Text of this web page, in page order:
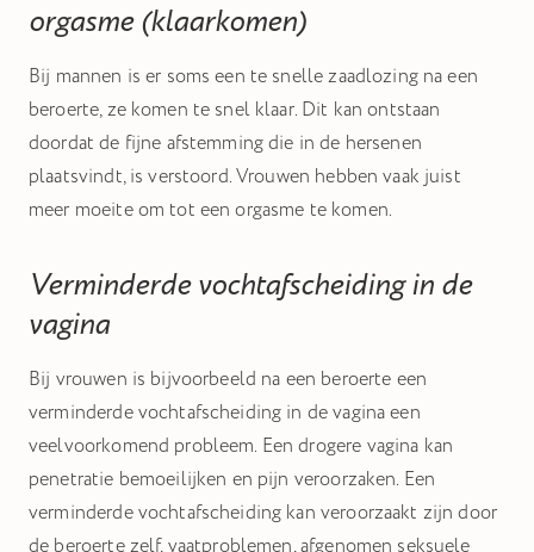
orgasme (klaarkomen)
Bij mannen is er soms een te snelle zaadlozing na een
beroerte, ze komen te snel klaar. Dit kan ontstaan
doordat de fijne afstemming die in de hersenen
plaatsvindt, is verstoord. Vrouwen hebben vaak juist
meer moeite om tot een orgasme te komen.
Verminderde vochtafscheiding in de
vagina
Bij vrouwen is bijvoorbeeld na een beroerte een
verminderde vochtafscheiding in de vagina een
veelvoorkomend probleem. Een drogere vagina kan
penetratie bemoeilijken en pijn veroorzaken. Een
verminderde vochtafscheiding kan veroorzaakt zijn door